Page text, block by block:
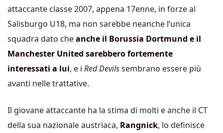
attaccante classe 2007, appena 17enne, in forze al
Salisburgo U18, ma non sarebbe neanche l’unica
squadra dato cheanche il Borussia Dortmund e il
Manchester United sarebbero fortemente
interessati a lui, e i Red Devilssembrano essere più
avanti nelle trattative.
Il giovane attaccante ha la stima di molti e anche il CT
della sua nazionale austriaca, Rangnick, lo definisce